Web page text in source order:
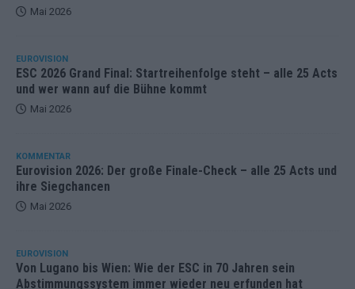
Mai 2026
EUROVISION
ESC 2026 Grand Final: Startreihenfolge steht – alle 25 Acts
und wer wann auf die Bühne kommt
Mai 2026
KOMMENTAR
Eurovision 2026: Der große Finale-Check – alle 25 Acts und
ihre Siegchancen
Mai 2026
EUROVISION
Von Lugano bis Wien: Wie der ESC in 70 Jahren sein
Abstimmungssystem immer wieder neu erfunden hat